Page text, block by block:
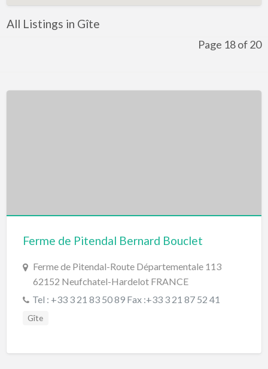
All Listings in Gîte
Page 18 of 20
Ferme de Pitendal Bernard Bouclet
Ferme de Pitendal-Route Départementale 113
62152 Neufchatel-Hardelot FRANCE
Tel : +33 3 21 83 50 89 Fax :+33 3 21 87 52 41
Gîte